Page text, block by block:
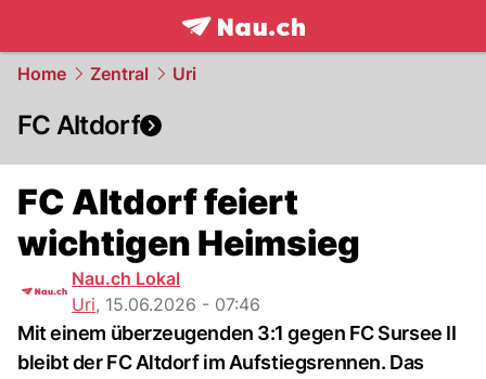
frontpage.NAU.ch
Home Zentral Uri
FC Altdorf
FC Altdorf feiert
wichtigen Heimsieg
Nau.ch Lokal
Uri, 15.06.2026 - 07:46
Mit einem überzeugenden 3:1 gegen FC Sursee II
bleibt der FC Altdorf im Aufstiegsrennen. Das